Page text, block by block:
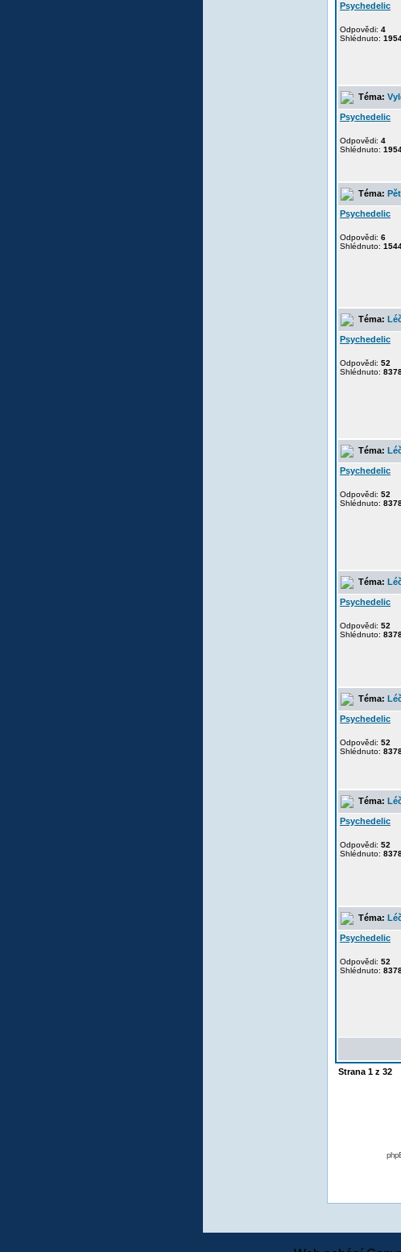
Psychedelic
Odpovědi: 4
Shlédnuto:
Téma:
Psychedelic
Odpovědi: 4
Shlédnuto:
Téma:
Psychedelic
Odpovědi: 6
Shlédnuto:
Téma:
Psychedelic
Odpovědi: 52
Shlédnuto:
Téma:
Psychedelic
Odpovědi: 52
Shlédnuto:
Téma:
Psychedelic
Odpovědi: 52
Shlédnuto:
Téma:
Psychedelic
Odpovědi: 52
Shlédnuto:
Téma:
Psychedelic
Odpovědi: 52
Shlédnuto:
Téma:
Psychedelic
Odpovědi: 52
Shlédnuto:
Strana 1 z 32